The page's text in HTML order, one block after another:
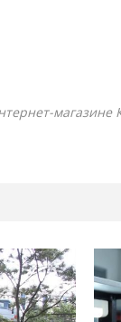
магазине